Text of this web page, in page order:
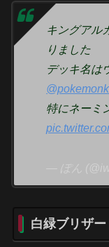
キングアル
りました
デッキ名は
特にネーミ
— ぽん
白緑ブリザー